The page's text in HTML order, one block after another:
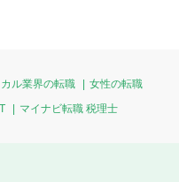
ル業界の転職
女性の転職
マイナビ転職 税理士